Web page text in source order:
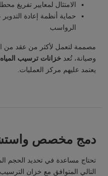
الامتثال لمعايير تفريغ
حماية أنظمة إعادة
الرواسب
مصممة لتعمل لأكثر من عقد من
وصيانة، تُعد خزانات ترسيب المياه
يعتمد عليهم مركز العمليات.
دمج مخصص
تحتاج مساعدة في تحديد الحجم
التالي المتوافق مع خزان